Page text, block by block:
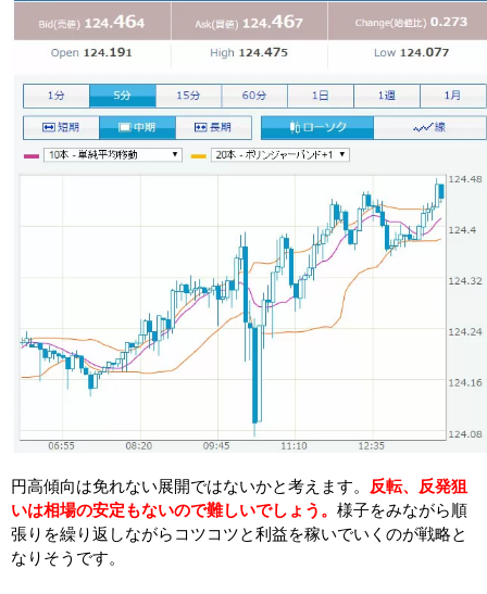
円高傾向は免れない展開ではないかと考えます。 反転、反発狙
いは相場の安定もないので難しいでしょう。 様子をみながら順
張りを繰り返しながらコツコツと利益を稼いでいくのが戦略と
なりそうです。